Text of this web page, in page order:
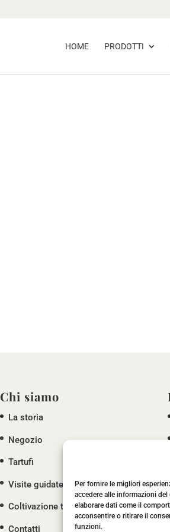
Per fornire le migliori
accedere alle informazioni
elaborare dati come il
acconsentire o ritirare il
funzioni.
HOME PRODOTTI
Chi siamo
La storia
Negozio
Tartufi
Visite guidate
Coltivazione tartufi
Contatti